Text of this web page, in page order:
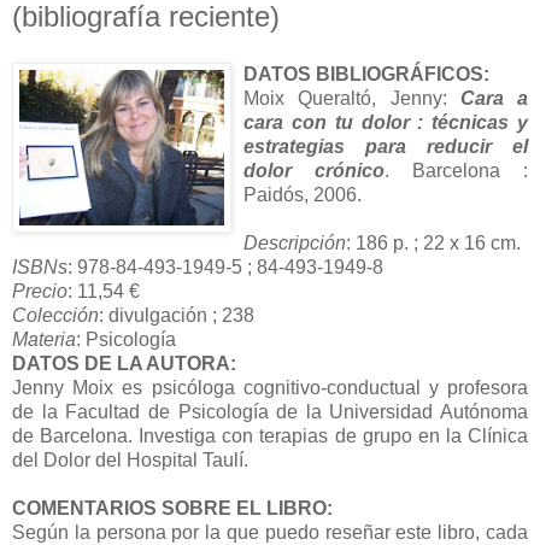
(bibliografía reciente)
DATOS BIBLIOGRÁFICOS:
Moix Queraltó, Jenny: Cara a
cara con tu dolor : técnicas y
estrategias para reducir el
dolor crónico. Barcelona :
Paidós, 2006.
Descripción: 186 p. ; 22 x 16 cm.
ISBNs: 978-84-493-1949-5 ; 84-493-1949-8
Precio: 11,54 €
Colección: divulgación ; 238
Materia: Psicología
DATOS DE LA AUTORA:
Jenny Moix es psicóloga cognitivo-conductual y profesora
de la Facultad de Psicología de la Universidad Autónoma
de Barcelona. Investiga con terapias de grupo en la Clínica
del Dolor del Hospital Taulí.
COMENTARIOS SOBRE EL LIBRO:
Según la persona por la que puedo reseñar este libro, cada